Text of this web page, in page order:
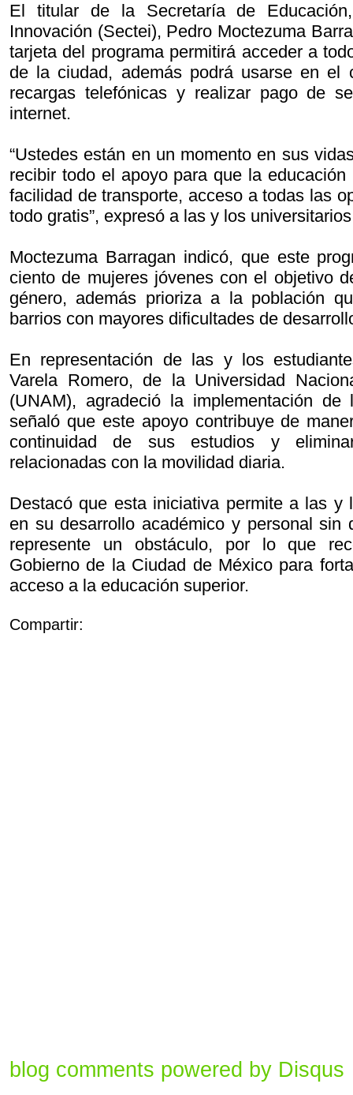
El titular de la Secretaría de
Innovación (Sectei), Pedro Moctezuma
tarjeta del programa permitirá acceder a
de la ciudad, además podrá usarse en el
recargas telefónicas y realizar pago de
internet.
“Ustedes están en un momento en sus
recibir todo el apoyo para que la
facilidad de transporte, acceso a todas las
todo gratis”, expresó a las y los
Moctezuma Barragan indicó, que este
ciento de mujeres jóvenes con el objetivo
género, además prioriza a la población
barrios con mayores dificultades de
En representación de las y los
Varela Romero, de la Universidad
(UNAM), agradeció la implementación
señaló que este apoyo contribuye de
continuidad de sus estudios y
relacionadas con la movilidad diaria.
Destacó que esta iniciativa permite a las y
en su desarrollo académico y personal sin
represente un obstáculo, por lo que
Gobierno de la Ciudad de México para
acceso a la educación superior.
Compartir:
blog comments powered by Disqus